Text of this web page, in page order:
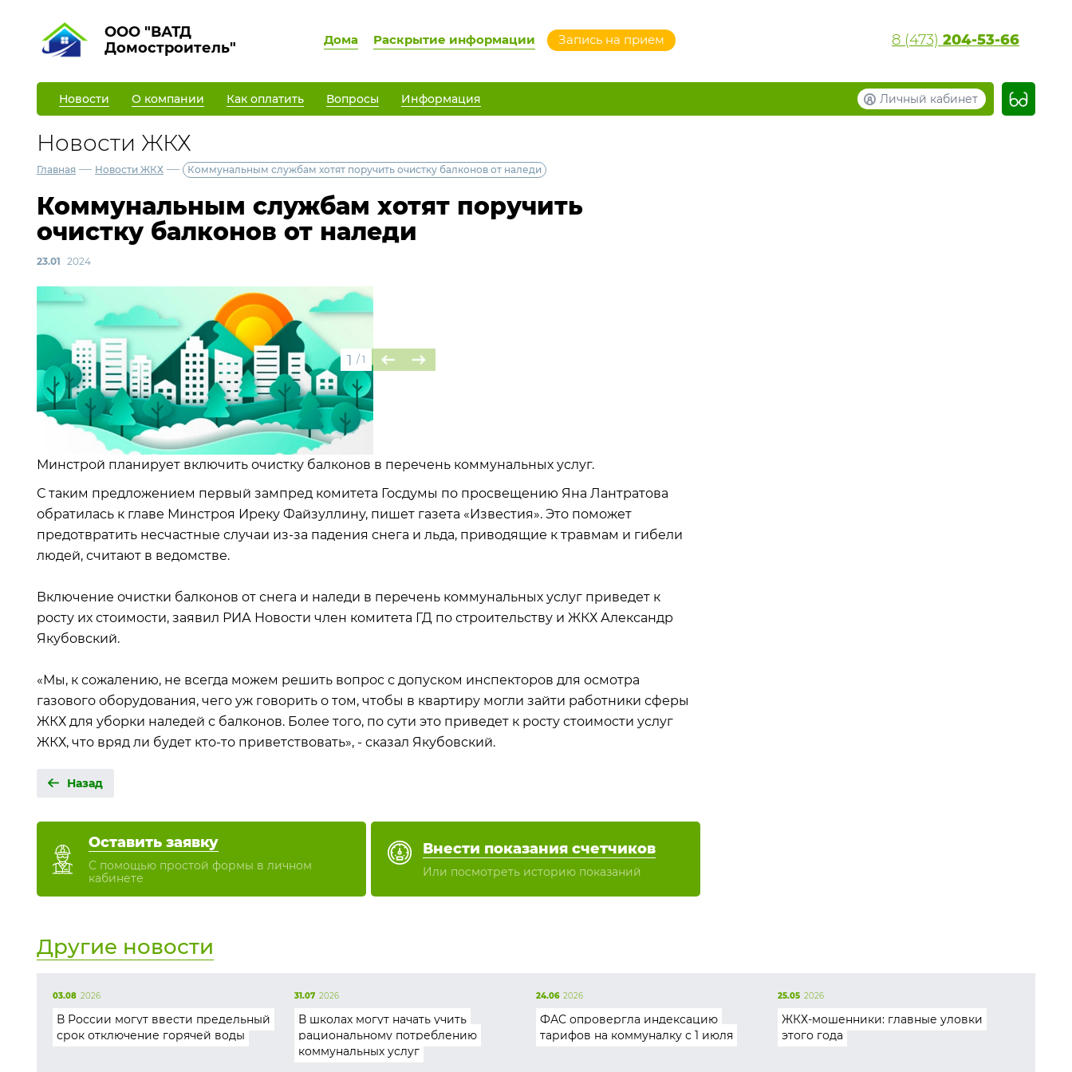
ООО "ВАТД
Домостроитель"
Дома Раскрытие информации Запись на прием 8 (473) 204-53-66
Новости О компании Как оплатить Вопросы Информация Личный кабинет
Новости ЖКХ
Главная — Новости ЖКХ — Коммунальным службам хотят поручить очистку балконов от наледи
Коммунальным службам хотят поручить
очистку балконов от наледи
23.01 2024
1 / 1
Минстрой планирует включить очистку балконов в перечень коммунальных услуг.
С таким предложением первый зампред комитета Госдумы по просвещению Яна Лантратова
обратилась к главе Минстроя Иреку Файзуллину, пишет газета «Известия». Это поможет
предотвратить несчастные случаи из-за падения снега и льда, приводящие к травмам и гибели
людей, считают в ведомстве.
Включение очистки балконов от снега и наледи в перечень коммунальных услуг приведет к
росту их стоимости, заявил РИА Новости член комитета ГД по строительству и ЖКХ Александр
Якубовский.
«Мы, к сожалению, не всегда можем решить вопрос с допуском инспекторов для осмотра
газового оборудования, чего уж говорить о том, чтобы в квартиру могли зайти работники сферы
ЖКХ для уборки наледей с балконов. Более того, по сути это приведет к росту стоимости услуг
ЖКХ, что вряд ли будет кто-то приветствовать», - сказал Якубовский.
Назад
Оставить заявку
С помощью простой формы в личном
кабинете
Внести показания счетчиков
Или посмотреть историю показаний
Другие новости
03.08 2026
В России могут ввести предельный
срок отключение горячей воды
31.07 2026
В школах могут начать учить
рациональному потреблению
коммунальных услуг
24.06 2026
ФАС опровергла индексацию
тарифов на коммуналку с 1 июля
25.05 2026
ЖКХ-мошенники: главные уловки
этого года